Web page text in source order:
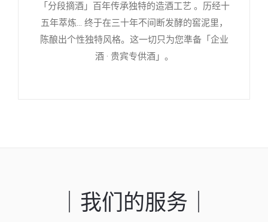
「分段摘酒」百年传承独特的造酒工艺 。历经十
五年萃炼... 终于在三十年不间断发酵的窖泥里，
陈酿出个性独特风格。这一切只为您準备「企业
酒 · 贵宾专供酒」。
｜我们的服务｜